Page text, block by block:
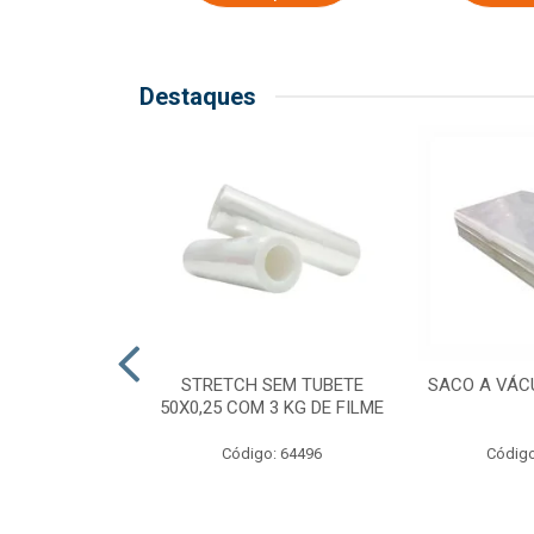
Destaques
STRETCH SEM TUBETE
50X0,25 COM 3 KG DE FILME
Código: 64496
SACO A